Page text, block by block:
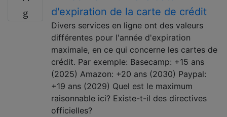
d'expiration de la carte de crédit
Divers services en ligne ont des valeurs
différentes pour l'année d'expiration
maximale, en ce qui concerne les cartes de
crédit. Par exemple: Basecamp: +15 ans
(2025) Amazon: +20 ans (2030) Paypal:
+19 ans (2029) Quel est le maximum
raisonnable ici? Existe-t-il des directives
officielles?